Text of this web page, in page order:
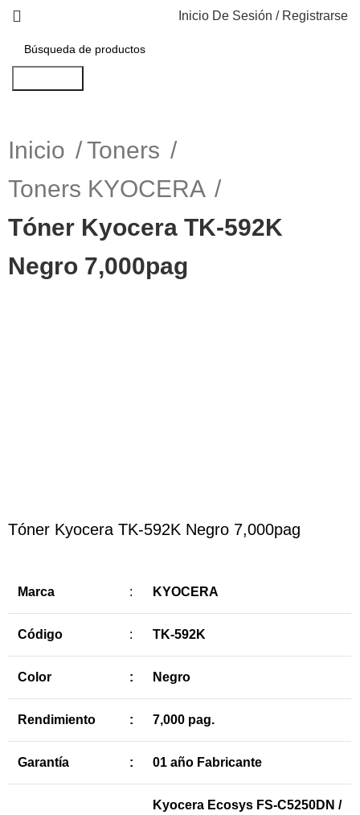
Inicio De Sesión / Registrarse
Inicio
Toners
Toners KYOCERA
Tóner Kyocera TK-592K
Negro 7,000pag
Tóner Kyocera TK-592K Negro 7,000pag
Marca : KYOCERA
Código : TK-592K
Color : Negro
Rendimiento : 7,000 pag.
Garantía : 01 año Fabricante
Kyocera Ecosys FS-C5250DN /